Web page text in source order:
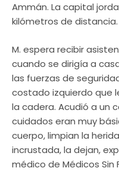
Ammán. La capital
kilómetros de distancia.
M. espera recibir
cuando se dirigía a
las fuerzas de
costado izquierdo que
la cadera. Acudió a un
cuidados eran muy
cuerpo, limpian la
incrustada, la dejan,
médico de Médicos Sin